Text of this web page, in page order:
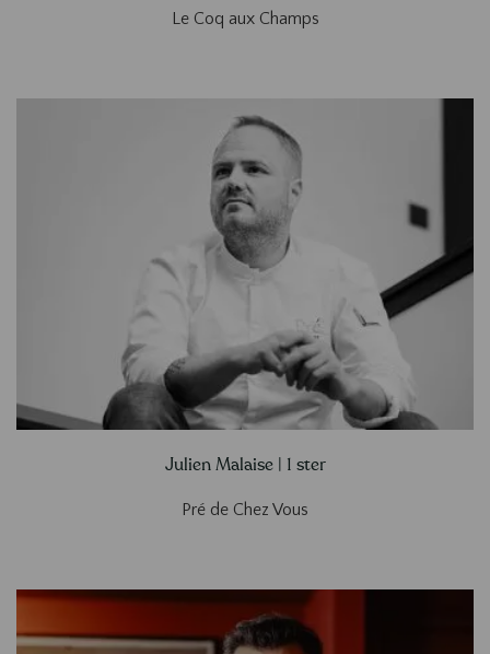
Le Coq aux Champs
Julien Malaise | 1 ster
Pré de Chez Vous